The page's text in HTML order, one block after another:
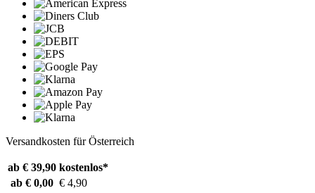
Versandkosten für Österreich
ab € 39,90 kostenlos*
ab € 0,00 € 4,90